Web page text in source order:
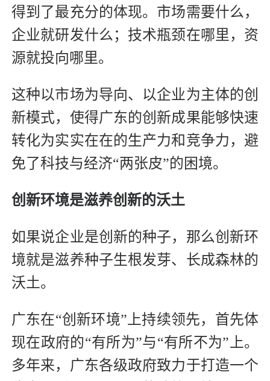
得到了最充分的体现。市场需要什么，
企业就研发什么；技术瓶颈在哪里，资
源就投向哪里。
这种以市场为导向、以企业为主体的创
新模式，使得广东的创新成果能够快速
转化为实实在在的生产力和竞争力，避
免了科技与经济“两张皮”的困境。
创新环境是滋养创新的沃土
如果说企业是创新的种子，那么创新环
境就是滋养种子生根发芽、长成森林的
沃土。
广东在“创新环境”上持续领先，首先体
现在政府的“有所为”与“有所不为”上。
多年来，广东各级政府致力于打造一个